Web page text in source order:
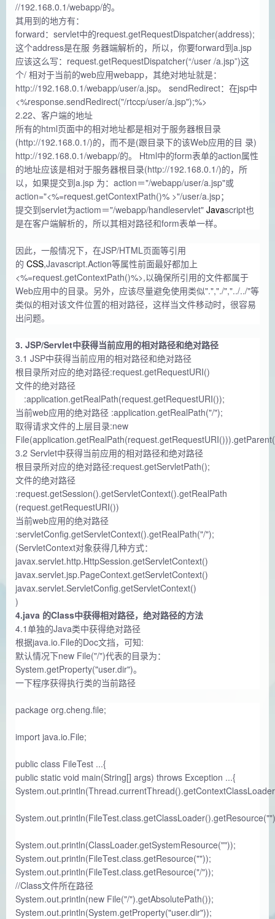
//192.168.0.1/webapp/的。
其用到的地方有：
forward：servlet中的request.getRequestDispatcher(address);
这个address是在服 务器端解析的，所以，你要forward到a.jsp
应该这么写：request.getRequestDispatcher(“/user /a.jsp”)这
个/ 相对于当前的web应用webapp，其绝对地址就是：
http://192.168.0.1/webapp/user/a.jsp。 sendRedirect：在jsp中
<%response.sendRedirect("/rtccp/user/a.jsp");%>
2.22、客户端的地址
所有的html页面中的相对地址都是相对于服务器根目录
(http://192.168.0.1/)的，而不是(跟目录下的该Web应用的目 录)
http://192.168.0.1/webapp/的。 Html中的form表单的action属性
的地址应该是相对于服务器根目录(http://192.168.0.1/)的，所
以，如果提交到a.jsp 为：action＝"/webapp/user/a.jsp"或
action="<%=request.getContextPath()% >"/user/a.jsp；
提交到servlet为actiom＝"/webapp/handleservlet" Javascript也
是在客户端解析的，所以其相对路径和form表单一样。
因此，一般情况下，在JSP/HTML页面等引用
的 CSS,Javascript.Action等属性前面最好都加上
<%=request.getContextPath()%>,以确保所引用的文件都属于
Web应用中的目录。另外，应该尽量避免使用类似".","./","../../"等
类似的相对该文件位置的相对路径，这样当文件移动时，很容易
出问题。
3. JSP/Servlet中获得当前应用的相对路径和绝对路径
3.1 JSP中获得当前应用的相对路径和绝对路径
根目录所对应的绝对路径:request.getRequestURI()
文件的绝对路径
:application.getRealPath(request.getRequestURI());
当前web应用的绝对路径 :application.getRealPath("/");
取得请求文件的上层目录:new
3.2 Servlet中获得当前应用的相对路径和绝对路径
根目录所对应的绝对路径:request.getServletPath();
文件的绝对路径
:request.getSession().getServletContext().getRealPath
(request.getRequestURI())
当前web应用的绝对路径
:servletConfig.getServletContext().getRealPath("/");
(ServletContext对象获得几种方式：
javax.servlet.http.HttpSession.getServletContext()
javax.servlet.jsp.PageContext.getServletContext()
javax.servlet.ServletConfig.getServletContext()
)
4.java 的Class中获得相对路径，绝对路径的方法
4.1单独的Java类中获得绝对路径
根据java.io.File的Doc文挡，可知:
默认情况下new File("/")代表的目录为：
System.getProperty("user.dir")。
一下程序获得执行类的当前路径
package org.cheng.file;
import java.io.File;
public class FileTest ...{
public static void main(String[] args) throws Exception ...{
System.out.println(ClassLoader.getSystemResource(""));
System.out.println(FileTest.class.getResource(""));
System.out.println(FileTest.class.getResource("/"));
//Class文件所在路径
System.out.println(new File("/").getAbsolutePath());
System.out.println(System.getProperty("user.dir"));